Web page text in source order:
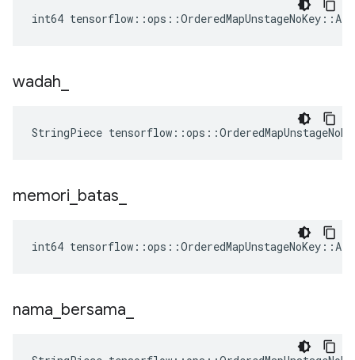
int64
wadah
StringPiece
memori batas
int64
nama bersama